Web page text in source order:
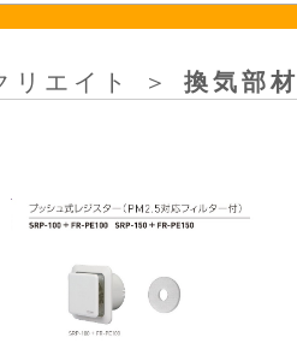
リエイト ＞ 換気部材